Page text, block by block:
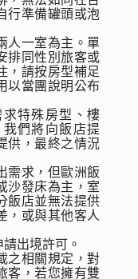
行準備罐頭或泡
人一室為主。單
排同性別旅客或
，請按房型補足
以當團說明公布
特殊房型、樓
們將向飯店提
供，最終之情況
需求，但歐洲飯
沙發床為主，室
飯店並無法提供
，或與其他客人
出境許可。
之相關規定，對
客，若您擁有雙